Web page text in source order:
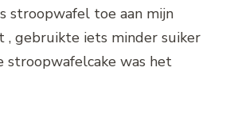
stroopwafel toe aan mijn
, gebruikte iets minder suiker
stroopwafelcake was het